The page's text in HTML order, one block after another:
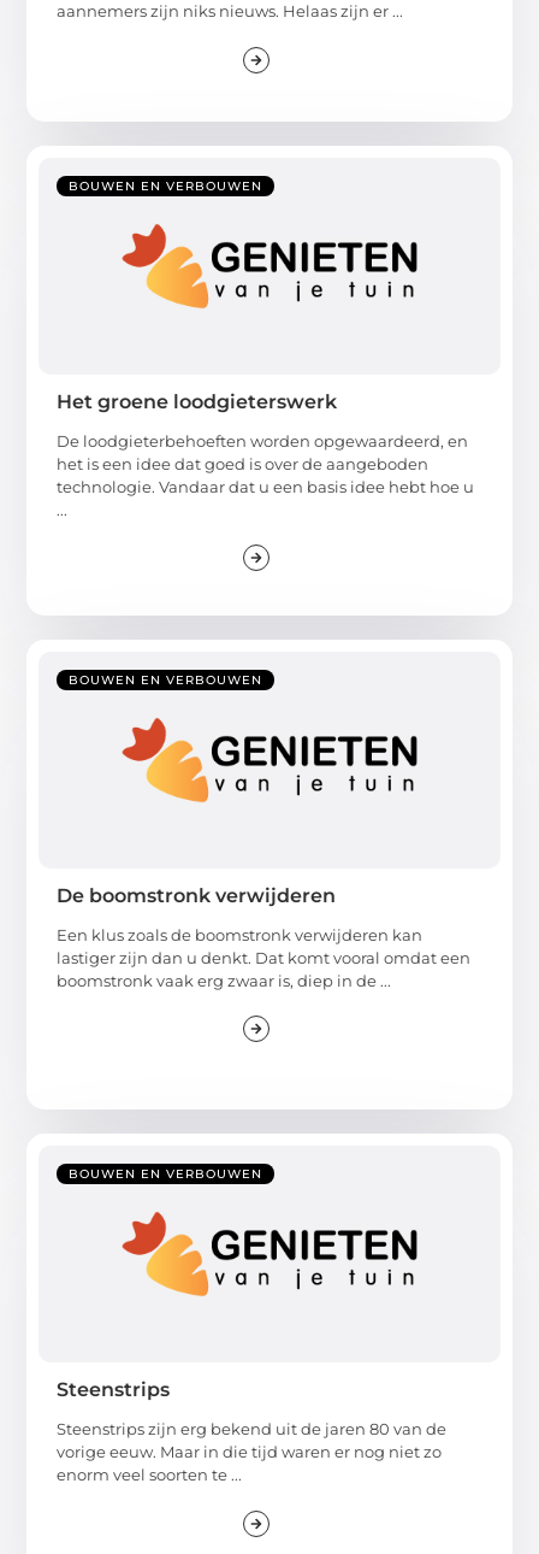
aannemers zijn niks nieuws. Helaas zijn er ...
BOUWEN EN VERBOUWEN
Het groene loodgieterswerk
De loodgieterbehoeften worden opgewaardeerd, en
het is een idee dat goed is over de aangeboden
technologie. Vandaar dat u een basis idee hebt hoe u
...
BOUWEN EN VERBOUWEN
De boomstronk verwijderen
Een klus zoals de boomstronk verwijderen kan
lastiger zijn dan u denkt. Dat komt vooral omdat een
boomstronk vaak erg zwaar is, diep in de ...
BOUWEN EN VERBOUWEN
Steenstrips
Steenstrips zijn erg bekend uit de jaren 80 van de
vorige eeuw. Maar in die tijd waren er nog niet zo
enorm veel soorten te ...